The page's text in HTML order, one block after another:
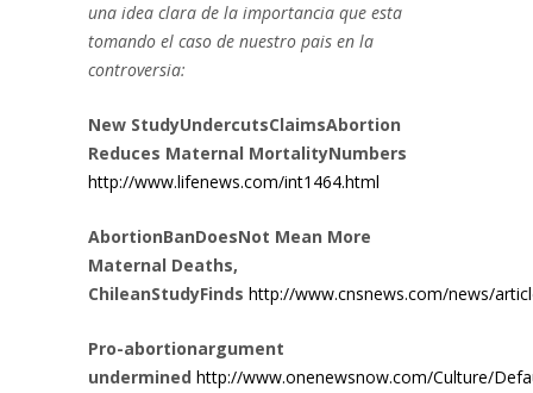
una idea clara de la importancia que esta
tomando el caso de nuestro pais en la
controversia:
New StudyUndercutsClaimsAbortion
Reduces Maternal MortalityNumbers
http://www.lifenews.com/int1464.html
AbortionBanDoesNot Mean More
Maternal Deaths,
ChileanStudyFinds http://www.cnsnews.com/news/
Pro-abortionargument
undermined http://www.onenewsnow.com/Culture/